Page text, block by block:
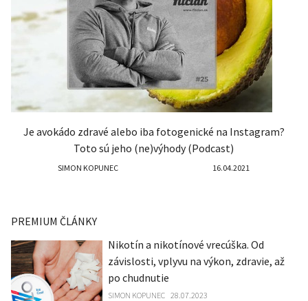
Je avokádo zdravé alebo iba fotogenické na Instagram?
Toto sú jeho (ne)výhody (Podcast)
SIMON KOPUNEC 16.04.2021
PREMIUM ČLÁNKY
Nikotín a nikotínové vrecúška. Od
závislosti, vplyvu na výkon, zdravie, až
po chudnutie
SIMON KOPUNEC 28.07.2023